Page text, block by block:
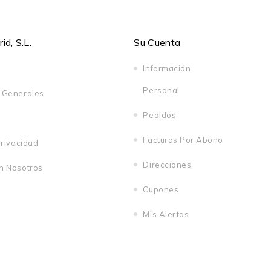
S.L.
Nosotros
Su Cuenta
Información
Personal
Pedidos
Facturas Por Abono
Direcciones
Cupones
Mis Alertas